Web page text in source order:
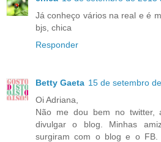
Já conheço vários na real e é
bjs, chica
Responder
Betty Gaeta 15 de setembro
Oi Adriana,
Não me dou bem no twitter,
divulgar o blog. Minhas
surgiram com o blog e o FB.